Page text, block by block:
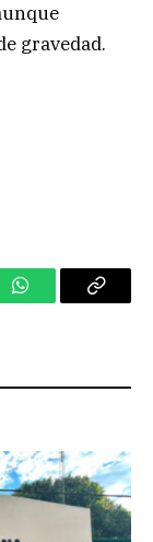
gravedad.
WhatsAppCopy